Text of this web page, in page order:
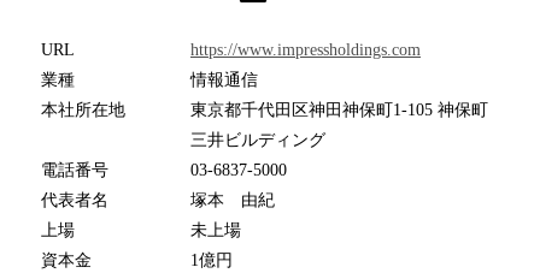
URL
https://www.impressholdings.com
業種
情報通信
本社所在地
東京都千代田区神田神保町1-105 神保町
三井ビルディング
電話番号
03-6837-5000
代表者名
塚本 由紀
上場
未上場
資本金
1億円